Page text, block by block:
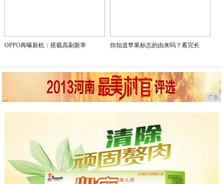
OPPO再曝新机：搭载高刷新率 你知道苹果标志的由来吗？看完长
广告